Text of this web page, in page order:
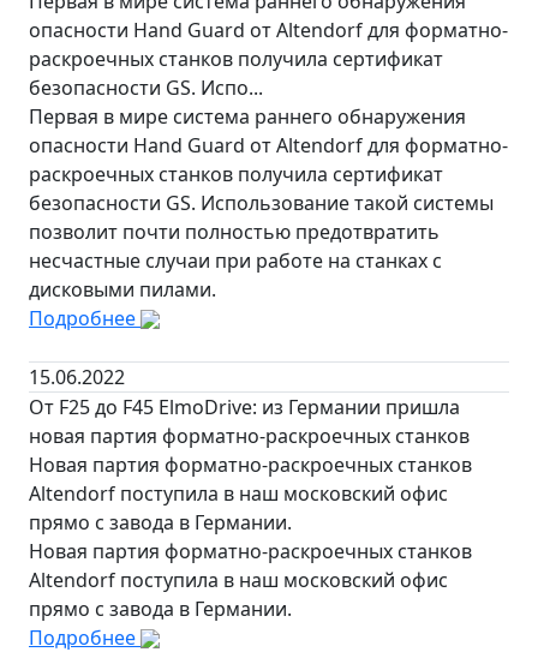
опасности Hand Guard от Altendorf для форматно-
раскроечных станков получила сертификат
безопасности GS. Испо...
Первая в мире система раннего обнаружения
опасности Hand Guard от Altendorf для форматно-
раскроечных станков получила сертификат
безопасности GS. Использование такой системы
позволит почти полностью предотвратить
несчастные случаи при работе на станках с
дисковыми пилами.
Подробнее
15.06.2022
От F25 до F45 ElmoDrive: из Германии пришла
новая партия форматно-раскроечных станков
Новая партия форматно-раскроечных станков
Altendorf поступила в наш московский офис
прямо с завода в Германии.
Новая партия форматно-раскроечных станков
Altendorf поступила в наш московский офис
прямо с завода в Германии.
Подробнее